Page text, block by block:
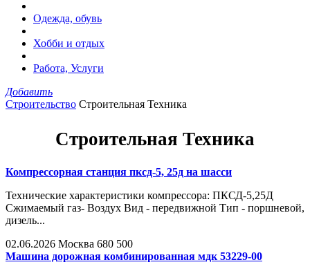
Одежда, обувь
Хобби и отдых
Работа, Услуги
Добавить
Строительство Строительная Техника
Строительная Техника
Компрессорная станция пксд-5, 25д на шасси
Технические характеристики компрессора: ПКСД-5,25Д
Сжимаемый газ- Воздух Вид - передвижной Тип - поршневой,
дизель...
02.06.2026 Москва 680 500
Машина дорожная комбинированная мдк 53229-00